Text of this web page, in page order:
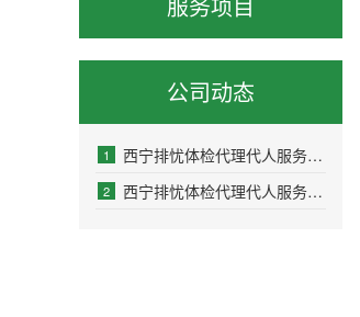
公司动态
1 西宁排忧体检代理代人服务新闻资讯
2 西宁排忧体检代理代人服务公司